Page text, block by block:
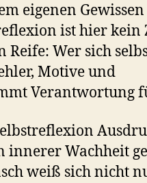
eigenen
ist hier kein
Reife: Wer sich
Motive und
Verantwortung
innerer Wachheit
weiß sich nicht